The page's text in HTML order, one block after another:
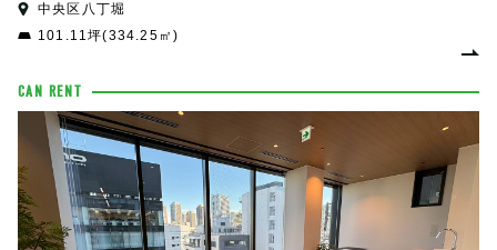
中央区八丁堀
101.11坪(334.25㎡)
CAN RENT